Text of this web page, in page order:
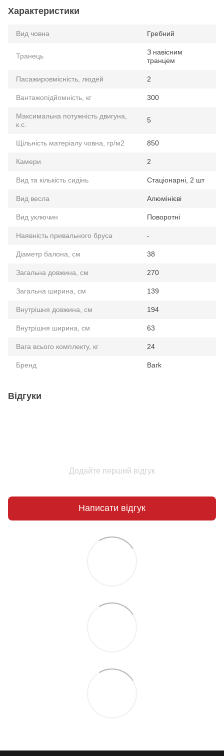
Характеристики
Вид човна Гребний
Транець
З навісним
транцем
Пасажировмісність, людей 2
Вантажопідйомність, кг 300
Максимальна потужність двигуна,
к.с.
5
Щільність матеріалу човна, гр/м2 850
Камери 2
Вид та кількість сидінь Стаціонарні, 2 шт
Вид весла Алюмінієві
Вид уключин Поворотні
Наявність привального бруса -
Діаметр балона, см 38
Загальна довжина, см 270
Загальна ширина, см 139
Внутрішня довжина, см 194
Внутрішня ширина, см 63
Вага всього комплекту, кг 24
Бренд Bark
Відгуки
Додайте перший відгук
Написати відгук